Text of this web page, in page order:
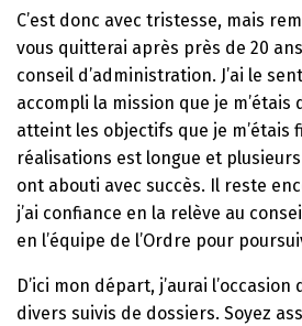
C’est donc avec tristesse, mais
vous quitterai après près de 20
conseil d’administration. J’ai le
accompli la mission que je m’étais
atteint les objectifs que je m’étais
réalisations est longue et
ont abouti avec succès. Il reste
j’ai confiance en la relève au
en l’équipe de l’Ordre pour
D’ici mon départ, j’aurai
divers suivis de dossiers. Soyez